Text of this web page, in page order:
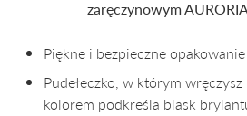
zaręczynowym
Piękne i bezpieczne
Pudełeczko, w którym
kolorem podkreśla blask